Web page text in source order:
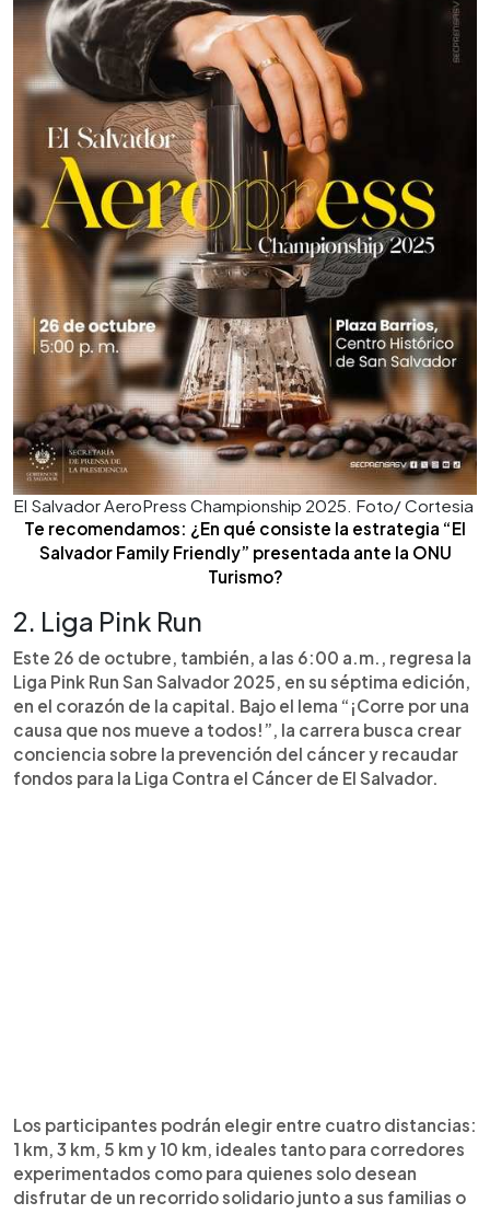
El Salvador AeroPress Championship 2025. Foto/ Cortesia
Te recomendamos: ¿En qué consiste la estrategia “El
Salvador Family Friendly” presentada ante la ONU
Turismo?
2. Liga Pink Run
Este 26 de octubre, también, a las 6:00 a.m., regresa la
Liga Pink Run San Salvador 2025, en su séptima edición,
en el corazón de la capital. Bajo el lema “¡Corre por una
causa que nos mueve a todos!”, la carrera busca crear
conciencia sobre la prevención del cáncer y recaudar
fondos para la Liga Contra el Cáncer de El Salvador.
Los participantes podrán elegir entre cuatro distancias:
1 km, 3 km, 5 km y 10 km, ideales tanto para corredores
experimentados como para quienes solo desean
disfrutar de un recorrido solidario junto a sus familias o